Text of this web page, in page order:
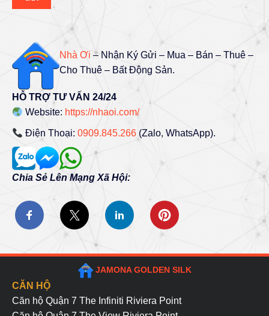
Nhà Ơi – Nhận Ký Gửi – Mua – Bán – Thuê –
Cho Thuê – Bất Động Sản.
HỖ TRỢ TƯ VẤN 24/24
Website: https://nhaoi.com/
Điện Thoại:0909.845.266 (Zalo, WhatsApp).
Chia Sẻ Lên Mạng Xã Hội:
JAMONA GOLDEN SILK
CĂN HỘ
Căn hộ Quận 7 The Infiniti Riviera Point